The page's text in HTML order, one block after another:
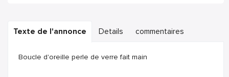
Texte de l'annonce Details commentaires
Boucle d'oreille perle de verre fait main